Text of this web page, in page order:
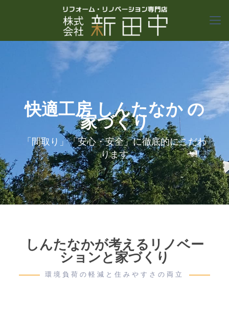
快適工房 しんたなか の
家づくり
「間取り」「安心・安全」に徹底的にこだわ
ります
しんたなかが考えるリノベー
ションと家づくり
環境負荷の軽減と住みやすさの両立